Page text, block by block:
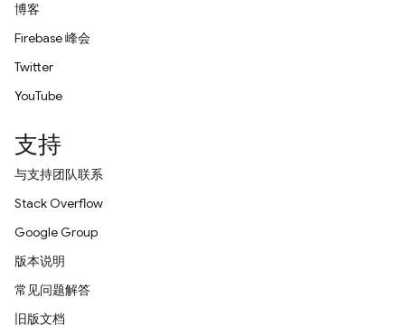
博客
Firebase 峰会
Twitter
YouTube
支持
与支持团队联系
Stack Overflow
Google Group
版本说明
常见问题解答
旧版文档